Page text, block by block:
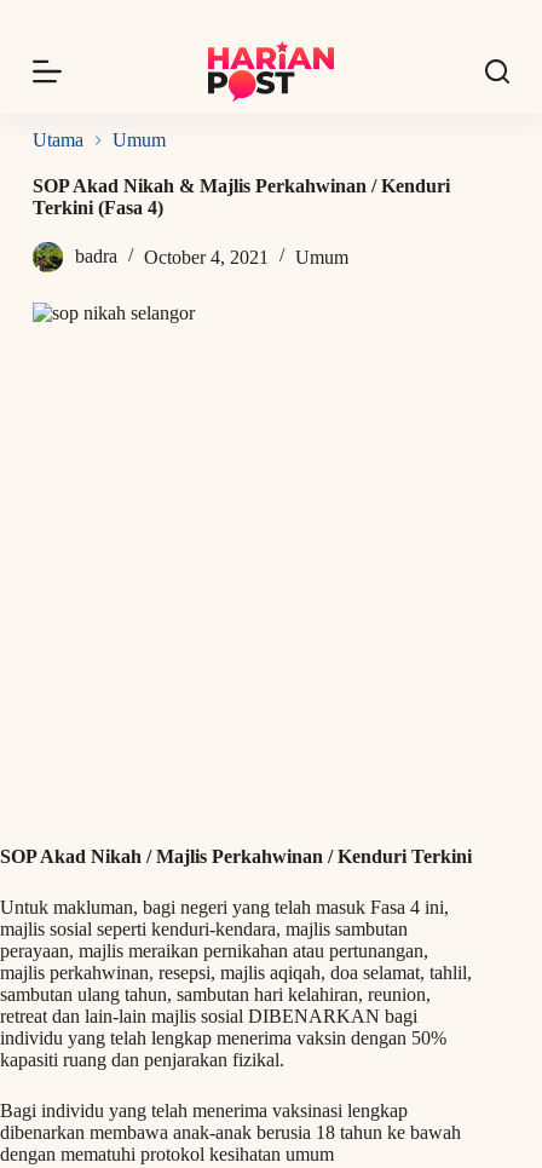
p
o
n
n
Utama Umum
SOP Akad Nikah & Majlis Perkahwinan / Kenduri
Terkini (Fasa 4)
badra October 4, 2021 Umum
SOP Akad Nikah / Majlis Perkahwinan / Kenduri Terkini
Untuk makluman, bagi negeri yang telah masuk Fasa 4 ini,
majlis sosial seperti kenduri-kendara, majlis sambutan
perayaan, majlis meraikan pernikahan atau pertunangan,
majlis perkahwinan, resepsi, majlis aqiqah, doa selamat, tahlil,
sambutan ulang tahun, sambutan hari kelahiran, reunion,
retreat dan lain-lain majlis sosial DIBENARKAN bagi
individu yang telah lengkap menerima vaksin dengan 50%
kapasiti ruang dan penjarakan fizikal.
Bagi individu yang telah menerima vaksinasi lengkap
dibenarkan membawa anak-anak berusia 18 tahun ke bawah
dengan mematuhi protokol kesihatan umum